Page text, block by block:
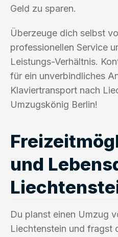
Geld zu sparen.
Überzeuge dich selbst
professionellen Service
Leistungs-Verhältnis.
für ein unverbindliches
Klaviertransport nach
Umzugskönig Berlin!
und
Du planst einen Umzug
Liechtenstein und fragst